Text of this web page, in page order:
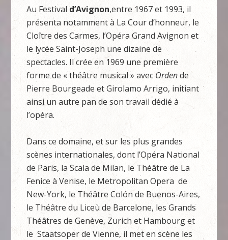
Au Festival d’Avignon,entre 1967 et 1993, il
présenta notamment à La Cour d’honneur, le
Cloître des Carmes, l’Opéra Grand Avignon et
le lycée Saint-Joseph une dizaine de
spectacles. Il crée en 1969 une première
forme de « théâtre musical » avec Ordende
Pierre Bourgeade et Girolamo Arrigo, initiant
ainsi un autre pan de son travail dédié à
l’opéra.
Dans ce domaine, et sur les plus grandes
scènes internationales, dont l’Opéra National
de Paris, la Scala de Milan, le Théâtre de La
Fenice à Venise, le Metropolitan Opera de
New-York, le Théâtre Colón de Buenos-Aires,
le Théâtre du Liceù de Barcelone, les Grands
Théâtres de Genève, Zurich et Hambourg et
le Staatsoper de Vienne, il met en scène les